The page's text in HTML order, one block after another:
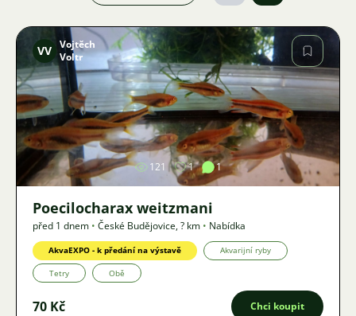
Obrázek
VV Vojtěch
Voltr
121 1 1
Poecilocharax weitzmani
před 1 dnem • České Budějovice,? km • Nabídka
AkvaEXPO - k předání na výstavě Akvarijní ryby
Tetry Obě
70 Kč Chci koupit